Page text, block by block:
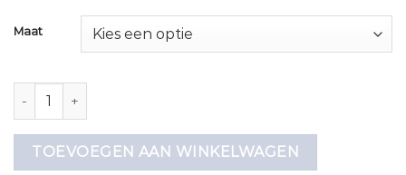
Maat
t shirt diepe v hals heren aantal
TOEVOEGEN AAN WINKELWAGEN